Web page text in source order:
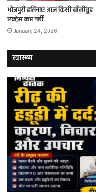
भोजपुरी हसिनाएं आज किसी बॉलीवुड
एक्ट्रेस कम नहीं
January 24, 2026
स्वास्थ्य